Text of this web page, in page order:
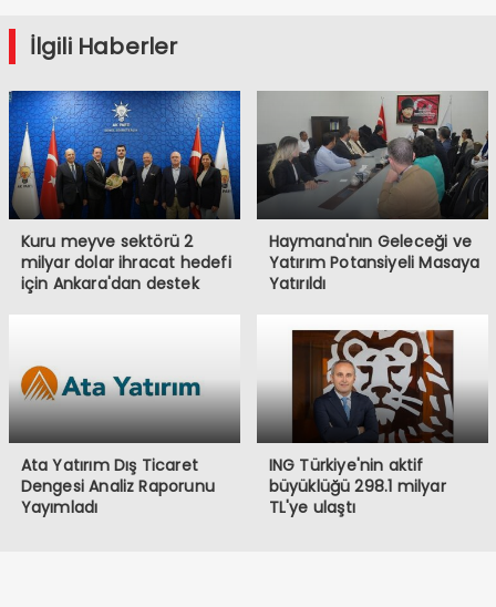
İlgili Haberler
Kuru meyve sektörü 2
milyar dolar ihracat hedefi
için Ankara'dan destek
Haymana'nın Geleceği ve
Yatırım Potansiyeli Masaya
Yatırıldı
Ata Yatırım Dış Ticaret
Dengesi Analiz Raporunu
Yayımladı
ING Türkiye'nin aktif
büyüklüğü 298.1 milyar
TL'ye ulaştı